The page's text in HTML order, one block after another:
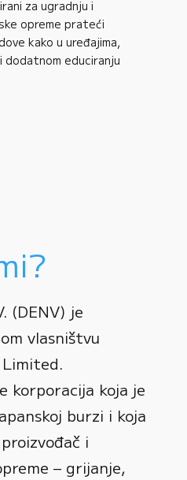
za ugradnju i
opreme prateći
kako u uređajima,
educiranju
(DENV) je
vlasništvu
korporacija koja je
burzi i koja
i
– grijanje,